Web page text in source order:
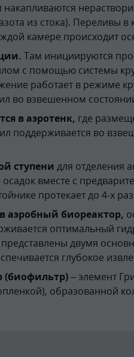
накапливаются
из стока). Переливы
камере происходит
Там инициируются
с помощью системы
работает в режиме
во взвешенном
в аэротенк, где
поддерживается во
ступени для отделения
вместе с
протекает до 4-х
аэробный биореактор,
оптимальный
двумя
глубокое
(биофильтр)– элемент
образованной